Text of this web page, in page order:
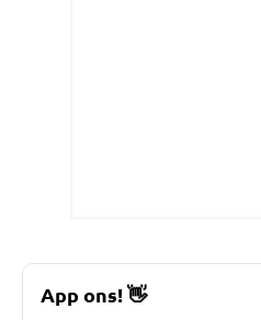
App ons!👋